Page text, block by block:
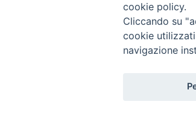
Copyright © 2019 - Tutti i diritti
cookie policy.
Cliccando su
cookie
navigazione